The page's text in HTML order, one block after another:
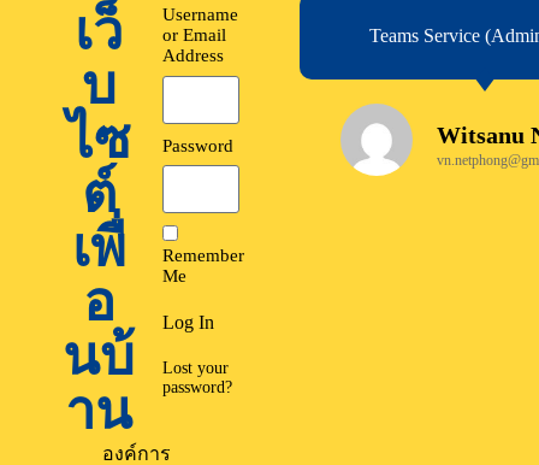
เว็
บ
ไซ
ต์
เพื่
อ
นบ้
าน
องค์การ
Username
or Email
Address
Password
Remember
Me
Log In
Lost your
password?
Teams Service
Witsanu